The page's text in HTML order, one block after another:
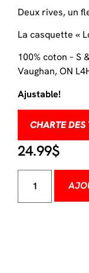
Deux rives, un
La casquette «
100% coton – S
Vaughan, ON
Ajustable!
CHARTE DES
24.99$